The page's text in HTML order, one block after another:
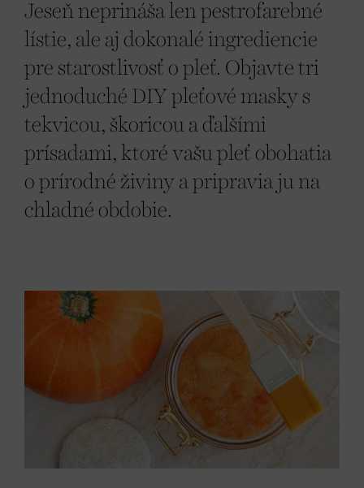
Jeseň neprináša len pestrofarebné
lístie, ale aj dokonalé ingrediencie
pre starostlivosť o pleť. Objavte tri
jednoduché DIY pleťové masky s
tekvicou, škoricou a ďalšími
prísadami, ktoré vašu pleť obohatia
o prírodné živiny a pripravia ju na
chladné obdobie.